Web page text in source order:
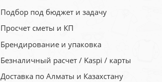
Подбор под бюджет и задачу
Просчет сметы и КП
Брендирование и упаковка
Безналичный расчет / Kaspi / карты
Доставка по Алматы и Казахстану